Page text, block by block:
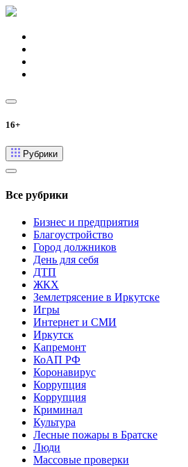
16+
Рубрики
Все рубрики
Бизнес и предприятия
Благоустройство
Город должников
День для себя
ДТП
ЖКХ
Землетрясение в Иркутске
Игры
Интернет и СМИ
Иркутск
Капремонт
КоАП РФ
Коронавирус
Коррупция
Коррупция
Криминал
Культура
Лесные пожары в Братске
Люди
Массовые проверки